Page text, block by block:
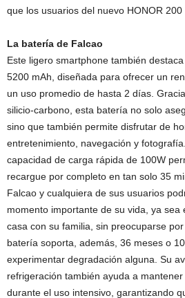
que los usuarios del nuevo HONOR 200
La batería de Falcao
Este ligero smartphone también
5200 mAh, diseñada para ofrecer un
un uso promedio de hasta 2 días.
silicio-carbono, esta batería no solo
sino que también permite disfrutar de
entretenimiento, navegación y
capacidad de carga rápida de 100W
recargue por completo en tan solo 35
Falcao y cualquiera de sus usuarios
momento importante de su vida, ya sea
casa con su familia, sin preocuparse
batería soporta, además, 36 meses o
experimentar degradación alguna. Su
refrigeración también ayuda a
durante el uso intensivo, garantizando